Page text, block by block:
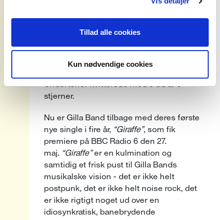
Tillad alle cookies
Kun nødvendige cookies
få Gilla Bands glubske liveshow forbi
Loppen - en koncert, som vi stadig husker
som absolut elektrificerende, og som det
Undertoner kvitterede med 5 ud af 6
stjerner.
Nu er Gilla Band tilbage med deres første
nye single i fire år, “Giraffe”, som fik
premiere på BBC Radio 6 den 27.
maj. “Giraffe”er en kulmination og
samtidig et frisk pust til Gilla Bands
musikalske vision - det er ikke helt
postpunk, det er ikke helt noise rock, det
er ikke rigtigt noget ud over en
idiosynkratisk, banebrydende